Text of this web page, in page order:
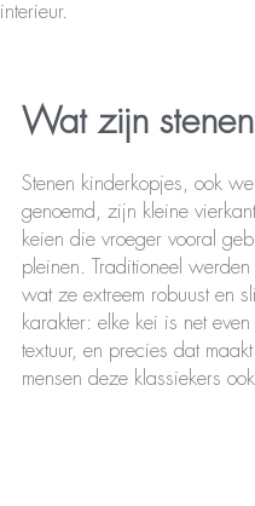
interieur.
Wat zijn
Stenen kinderkopjes, ook
genoemd, zijn kleine
keien die vroeger vooral
pleinen. Traditioneel
wat ze extreem robuust en
karakter: elke kei is net
textuur, en precies dat
mensen deze klassiekers